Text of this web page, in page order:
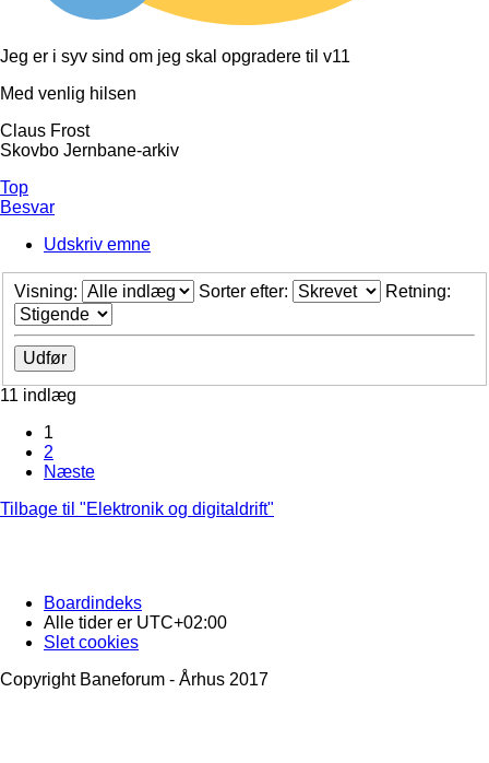
Jeg er i syv sind om jeg skal opgradere til v11
Med venlig hilsen
Claus Frost
Skovbo Jernbane-arkiv
Top
Besvar
Udskriv emne
Visning: Sorter efter: Retning:
11 indlæg
1
2
Næste
Tilbage til "Elektronik og digitaldrift"
Boardindeks
Alle tider er UTC+02:00
Slet cookies
Copyright Baneforum - Århus 2017